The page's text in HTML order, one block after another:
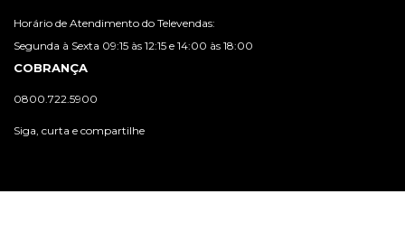
Horário de Atendimento do Televendas:
Segunda à Sexta 09:15 às 12:15 e 14:00 às 18:00
COBRANÇA
0800.722.5900
Siga, curta e compartilhe